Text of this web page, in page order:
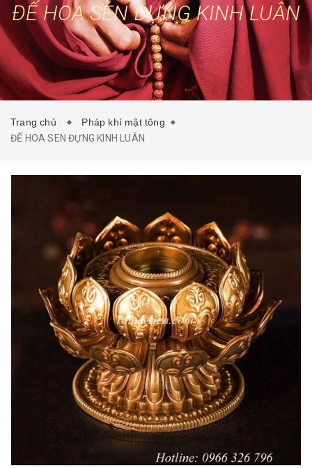
TIN TỨC LIÊN HỆ
ĐẾ HOA SEN ĐỰNG KINH LUÂN
Trang chủ
Pháp khí mật tông
ĐẾ HOA SEN ĐỰNG KINH LUÂN